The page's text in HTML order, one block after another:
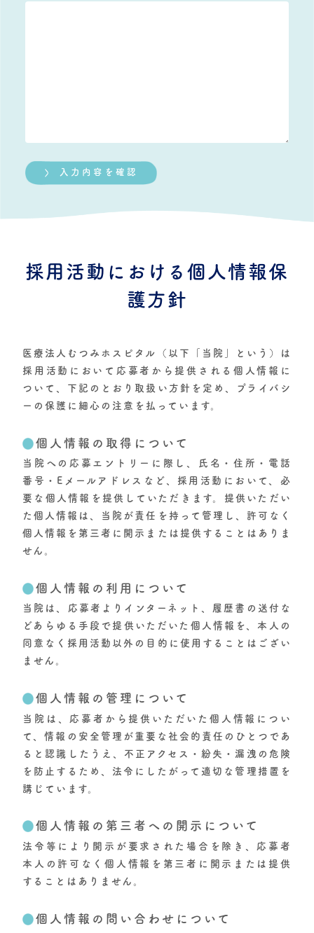
採用活動における個人情報保
護方針
医療法人むつみホスピタル（以下「当院」という）は
採用活動において応募者から提供される個人情報に
ついて、下記のとおり取扱い方針を定め、プライバシ
ーの保護に細心の注意を払っています。
個人情報の取得について
当院への応募エントリーに際し、氏名・住所・電話
番号・Eメールアドレスなど、採用活動において、必
要な個人情報を提供していただきます。提供いただい
た個人情報は、当院が責任を持って管理し、許可なく
個人情報を第三者に開示または提供することはありま
せん。
個人情報の利用について
当院は、応募者よりインターネット、履歴書の送付な
どあらゆる手段で提供いただいた個人情報を、本人の
同意なく採用活動以外の目的に使用することはござい
ません。
個人情報の管理について
当院は、応募者から提供いただいた個人情報につい
て、情報の安全管理が重要な社会的責任のひとつであ
ると認識したうえ、不正アクセス・紛失・漏洩の危険
を防止するため、法令にしたがって適切な管理措置を
講じています。
個人情報の第三者への開示について
法令等により開示が要求された場合を除き、応募者
本人の許可なく個人情報を第三者に開示または提供
することはありません。
個人情報の問い合わせについて